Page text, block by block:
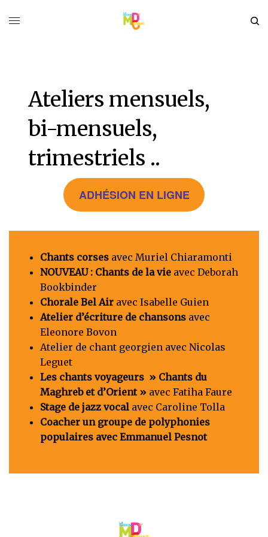
Ateliers mensuels,
bi-mensuels,
trimestriels ..
ADHÉSION EN LIGNE
Chants corses avec Muriel Chiaramonti
NOUVEAU : Chants de la vie avec Deborah
Bookbinder
Chorale Bel Air avec Isabelle Guien
Atelier d’écriture de chansons avec
Eleonore Bovon
Atelier de chant georgien avec Nicolas
Leguet
Les chants voyageurs » Chants du
Maghreb et d’Orient » avec Fatiha Faure
Stage de jazz vocal avec Caroline Tolla
Coacher un groupe de polyphonies
populaires avec Emmanuel Pesnot